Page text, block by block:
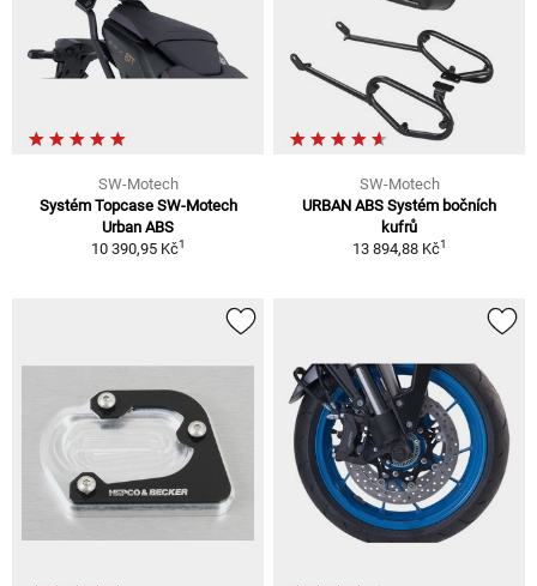
SW-Motech
Systém Topcase SW-Motech
Urban ABS
10 390,95 Kč1
SW-Motech
URBAN ABS Systém bočních
kufrů
13 894,88 Kč1